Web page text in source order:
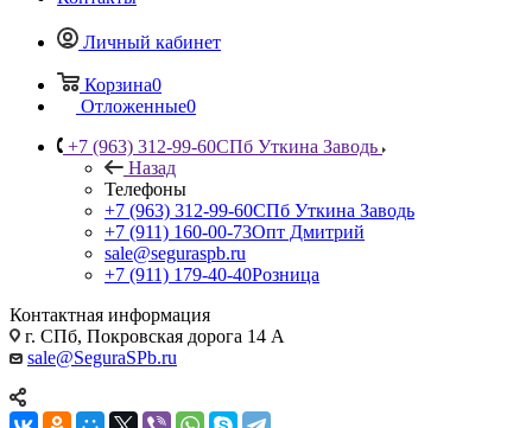
Личный кабинет
Корзина0
Отложенные0
+7 (963) 312-99-60СПб Уткина Заводь
Назад
Телефоны
+7 (963) 312-99-60СПб Уткина Заводь
+7 (911) 160-00-73Опт Дмитрий
sale@seguraspb.ru
+7 (911) 179-40-40Розница
Контактная информация
г. СПб, Покровская дорога 14 А
sale@SeguraSPb.ru